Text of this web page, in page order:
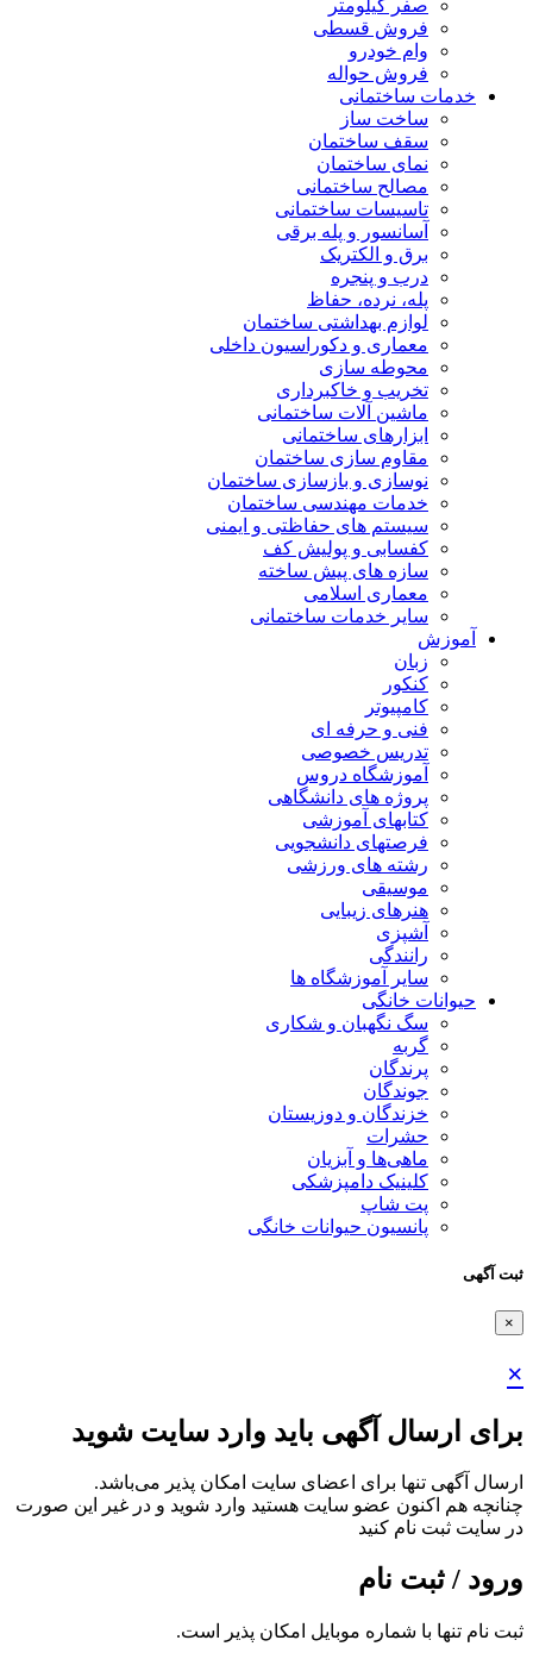
صفر کیلومتر
فروش قسطی
وام خودرو
فروش حواله
خدمات ساختمانی
ساخت ساز
سقف ساختمان
نمای ساختمان
مصالح ساختمانی
تاسیسات ساختمانی
آسانسور و پله برقی
برق و الکتریک
درب و پنجره
پله، نرده، حفاظ
لوازم بهداشتی ساختمان
معماری و دکوراسیون داخلی
محوطه سازی
تخریب و خاکبرداری
ماشین آلات ساختمانی
ابزارهای ساختمانی
مقاوم سازی ساختمان
نوسازی و بازسازی ساختمان
خدمات مهندسی ساختمان
سیستم های حفاظتی و ایمنی
کفسابی و پولیش کف
سازه های پیش ساخته
معماری اسلامی
سایر خدمات ساختمانی
آموزش
زبان
کنکور
کامپیوتر
فنی و حرفه ای
تدریس خصوصی
آموزشگاه دروس
پروژه های دانشگاهی
کتابهای آموزشی
فرصتهای دانشجویی
رشته های ورزشی
موسیقی
هنرهای زیبایی
آشپزی
رانندگی
سایر آموزشگاه ها
حیوانات خانگی
سگ نگهبان و شکاری
گربه
پرندگان
جوندگان
خزندگان و دوزیستان
حشرات
ماهی‌ها و آبزیان
کلینیک دامپزشکی
پت شاپ
پانسیون حیوانات خانگی
ثبت آگهی
×
×
برای ارسال آگهی باید وارد سایت شوید
ارسال آگهی تنها برای اعضای سایت امکان پذیر می‌باشد.
چنانچه هم‌ اکنون عضو سایت هستید وارد شوید و در غیر این صورت
در سایت ثبت نام کنید
ورود / ثبت نام
ثبت نام تنها با شماره موبایل امکان پذیر است.